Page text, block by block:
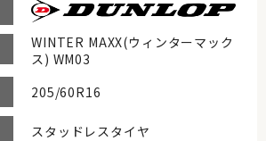
WINTER MAXX(ウィンターマック
ス) WM03
205/60R16
スタッドレスタイヤ